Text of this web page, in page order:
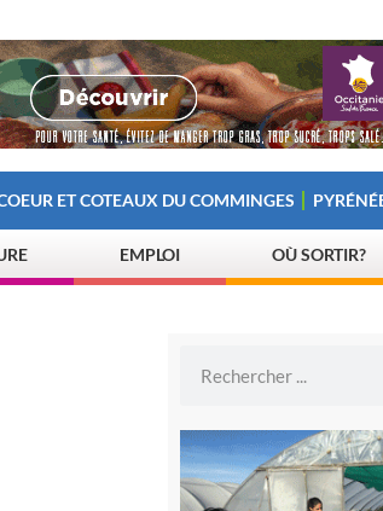
ET COTEAUX DU COMMINGES
EMPLOI OÙ SORTIR?